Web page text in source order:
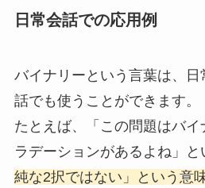
日常会話での応用例
バイナリーという言葉は、
話でも使うことができます。
たとえば、「この問題はバ
ラデーションがあるよね」と
純な2択ではない」という意